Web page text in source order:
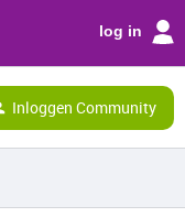
log in
Inloggen Community